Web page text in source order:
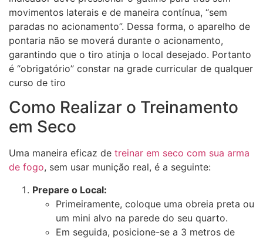
movimentos laterais e de maneira contínua, “sem
paradas no acionamento”. Dessa forma, o aparelho de
pontaria não se moverá durante o acionamento,
garantindo que o tiro atinja o local desejado. Portanto
é “obrigatório” constar na grade curricular de qualquer
curso de tiro
Como Realizar o Treinamento
em Seco
Uma maneira eficaz de treinar em seco com sua arma
de fogo, sem usar munição real, é a seguinte:
Prepare o Local:
Primeiramente, coloque uma obreia preta ou
um mini alvo na parede do seu quarto.
Em seguida, posicione-se a 3 metros de